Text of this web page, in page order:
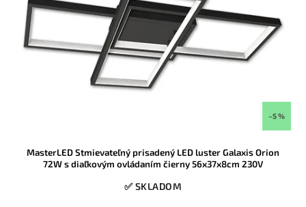
–5 %
MasterLED Stmievateľný prisadený LED luster Galaxis Orion
72W s diaľkovým ovládaním čierny 56x37x8cm 230V
✅ SKLADOM